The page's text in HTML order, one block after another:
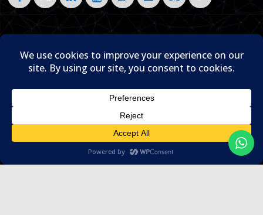
Follow on LinkedIn
© 1995- 2026 Sam Travel & Events
About Us Blog 